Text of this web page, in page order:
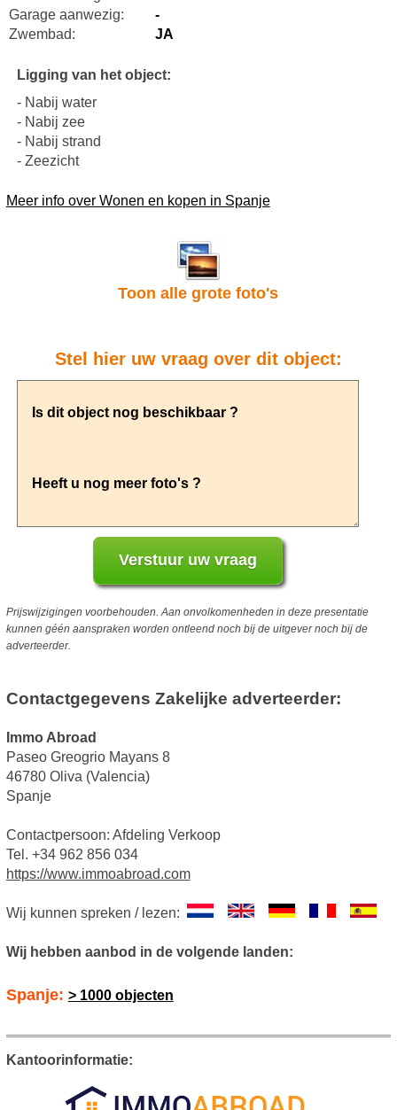
Garage aanwezig:
-
Zwembad:
JA
Ligging van het object:
- Nabij water
- Nabij zee
- Nabij strand
- Zeezicht
Meer info over Wonen en kopen in Spanje
Toon alle grote foto's
Stel hier uw vraag over dit object:
Prijswijzigingen voorbehouden. Aan onvolkomenheden in deze presentatie
kunnen géén aanspraken worden ontleend noch bij de uitgever noch bij de
adverteerder.
Contactgegevens Zakelijke adverteerder:
Immo Abroad
Paseo Greogrio Mayans 8
46780 Oliva (Valencia)
Spanje
Contactpersoon: Afdeling Verkoop
Tel. +34 962 856 034
https://www.immoabroad.com
Wij kunnen spreken / lezen:
Wij hebben aanbod in de volgende landen:
Spanje: > 1000 objecten
Kantoorinformatie: